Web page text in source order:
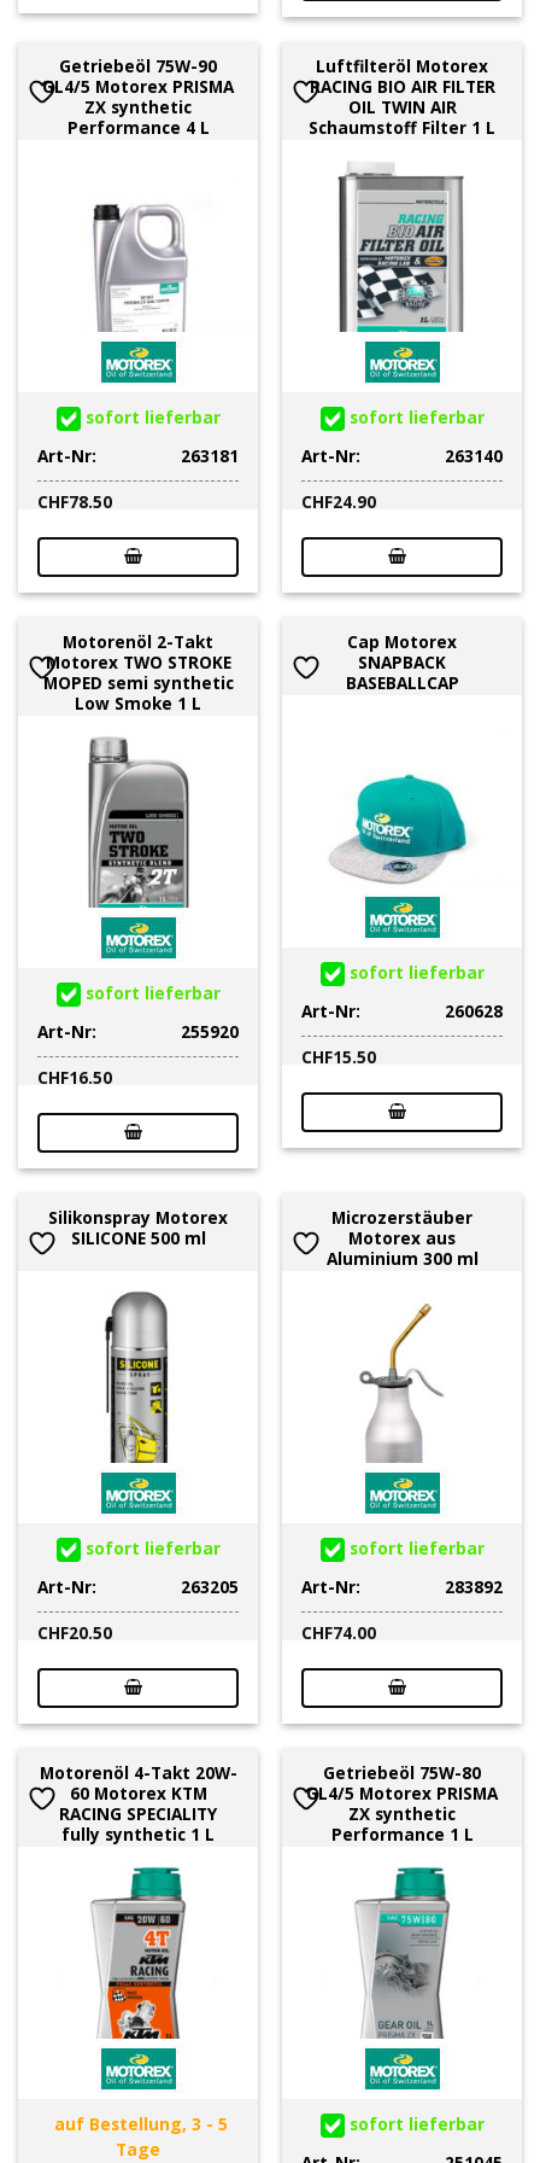
Getriebeöl 75W-90
GL4/5 Motorex PRISMA
ZX synthetic
Performance 4 L
sofort lieferbar
Art-Nr:
263181
CHF78.50
Luftfilteröl Motorex
RACING BIO AIR FILTER
OIL TWIN AIR
Schaumstoff Filter 1 L
sofort lieferbar
Art-Nr:
263140
CHF24.90
Motorenöl 2-Takt
Motorex TWO STROKE
MOPED semi synthetic
Low Smoke 1 L
sofort lieferbar
Art-Nr:
255920
CHF16.50
Cap Motorex
SNAPBACK
BASEBALLCAP
sofort lieferbar
Art-Nr:
260628
CHF15.50
Silikonspray Motorex
SILICONE 500 ml
sofort lieferbar
Art-Nr:
263205
CHF20.50
Microzerstäuber
Motorex aus
Aluminium 300 ml
sofort lieferbar
Art-Nr:
283892
CHF74.00
Motorenöl 4-Takt 20W-
60 Motorex KTM
RACING SPECIALITY
fully synthetic 1 L
auf Bestellung, 3 - 5
Tage
Getriebeöl 75W-80
GL4/5 Motorex PRISMA
ZX synthetic
Performance 1 L
sofort lieferbar